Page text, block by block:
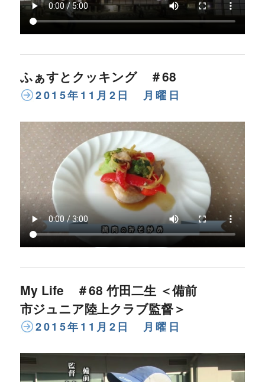
ふぁすとクッキング ＃68
2015年11月2日 月曜日
My Life ＃68 竹田二生 ＜備前
市ジュニア陸上クラブ監督＞
2015年11月2日 月曜日